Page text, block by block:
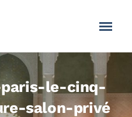
le-cinq-
salon-privé